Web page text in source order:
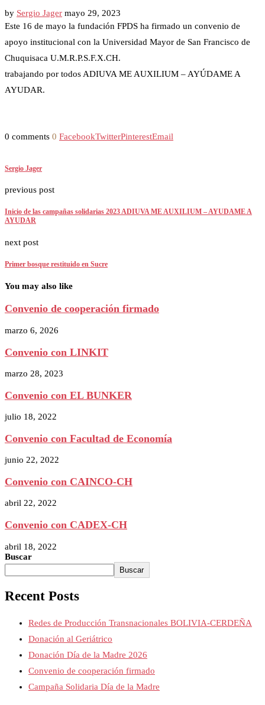
by Sergio Jager mayo 29, 2023
Este 16 de mayo la fundación FPDS ha firmado un convenio de
apoyo institucional con la Universidad Mayor de San Francisco de
Chuquisaca U.M.R.P.S.F.X.CH.
trabajando por todos ADIUVA ME AUXILIUM – AYÚDAME A
AYUDAR.
0 comments 0 FacebookTwitterPinterestEmail
Sergio Jager
previous post
Inicio de las campañas solidarias 2023 ADIUVA ME AUXILIUM – AYUDAME A
AYUDAR
next post
Primer bosque restituido en Sucre
You may also like
Convenio de cooperación firmado
marzo 6, 2026
Convenio con LINKIT
marzo 28, 2023
Convenio con EL BUNKER
julio 18, 2022
Convenio con Facultad de Economía
junio 22, 2022
Convenio con CAINCO-CH
abril 22, 2022
Convenio con CADEX-CH
abril 18, 2022
Buscar
Buscar
Recent Posts
Redes de Producción Transnacionales BOLIVIA-CERDEÑA
Donación al Geriátrico
Donación Día de la Madre 2026
Convenio de cooperación firmado
Campaña Solidaria Día de la Madre